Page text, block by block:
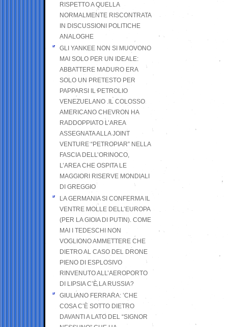
RISPETTO A QUELLA
NORMALMENTE RISCONTRATA
IN DISCUSSIONI POLITICHE
ANALOGHE
GLI YANKEE NON SI MUOVONO
MAI SOLO PER UN IDEALE:
ABBATTERE MADURO ERA
SOLO UN PRETESTO PER
PAPPARSI IL PETROLIO
VENEZUELANO .IL COLOSSO
AMERICANO CHEVRON HA
RADDOPPIATO L’AREA
ASSEGNATA ALLA JOINT
VENTURE “PETROPIAR” NELLA
FASCIA DELL’ORINOCO,
L’AREA CHE OSPITA LE
MAGGIORI RISERVE MONDIALI
DI GREGGIO
LA GERMANIA SI CONFERMA IL
VENTRE MOLLE DELL’EUROPA
(PER LA GIOIA DI PUTIN). COME
MAI I TEDESCHI NON
VOGLIONO AMMETTERE CHE
DIETRO AL CASO DEL DRONE
PIENO DI ESPLOSIVO
RINVENUTO ALL’AEROPORTO
DI LIPSIA C’È LA RUSSIA?
GIULIANO FERRARA: ’CHE
COSA C’È SOTTO DIETRO
DAVANTI A LATO DEL “SIGNOR